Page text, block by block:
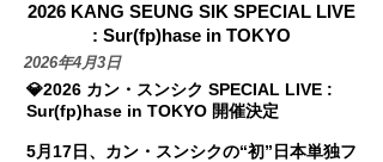
2026 KANG SEUNG SIK SPECIAL LIVE
: Sur(fp)hase in TOKYO
2026年4月3日
💎2026 カン・スンシク SPECIAL LIVE :
Sur(fp)hase in TOKYO 開催決定
5月17日、カン・スンシクの“初”日本単独フ